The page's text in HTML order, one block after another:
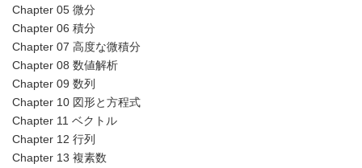
Chapter 05 微分
Chapter 06 積分
Chapter 07 高度な微積分
Chapter 08 数値解析
Chapter 09 数列
Chapter 10 図形と方程式
Chapter 11 ベクトル
Chapter 12 行列
Chapter 13 複素数